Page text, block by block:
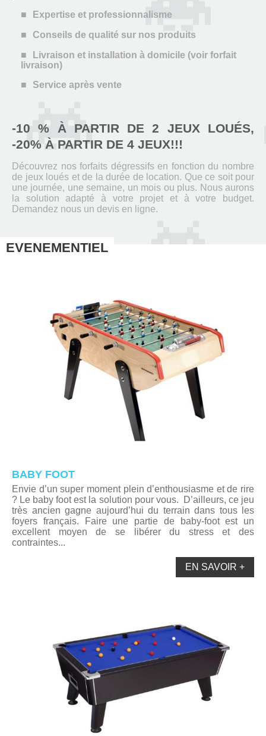
Expertise et professionnalisme
Conseils de qualité sur nos produits
Livraison et installation à domicile (voir forfait
livraison)
Service après vente
-10 % À PARTIR DE 2 JEUX LOUÉS,
-20% À PARTIR DE 4 JEUX!!!
Découvrez nos forfaits dégressifs en fonction du nombre
de jeux loués et de la durée de location. Que ce soit pour
une journée, une semaine, un mois ou plus. Nous aurons
la solution adapté à votre projet et à votre budget.
Demandez nous un devis en ligne.
EVENEMENTIEL
BABY FOOT
Envie d’un super moment plein d’enthousiasme et de rire
? Le baby foot est la solution pour vous. D’ailleurs, ce jeu
très ancien gagne aujourd’hui du terrain dans tous les
foyers français. Faire une partie de baby-foot est un
excellent moyen de se libérer du stress et des
contraintes...
EN SAVOIR +